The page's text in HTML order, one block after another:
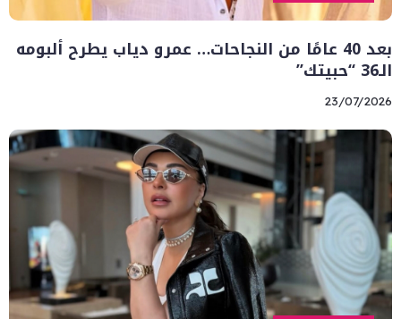
بعد 40 عامًا من النجاحات… عمرو دياب يطرح ألبومه
الـ36 “حبيتك”
23/07/2026